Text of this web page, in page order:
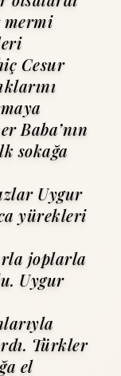
mermi
Cesur
Baba’nın
sokağa
Uygur
yürekleri
joplarla
Uygur
Türkler
el